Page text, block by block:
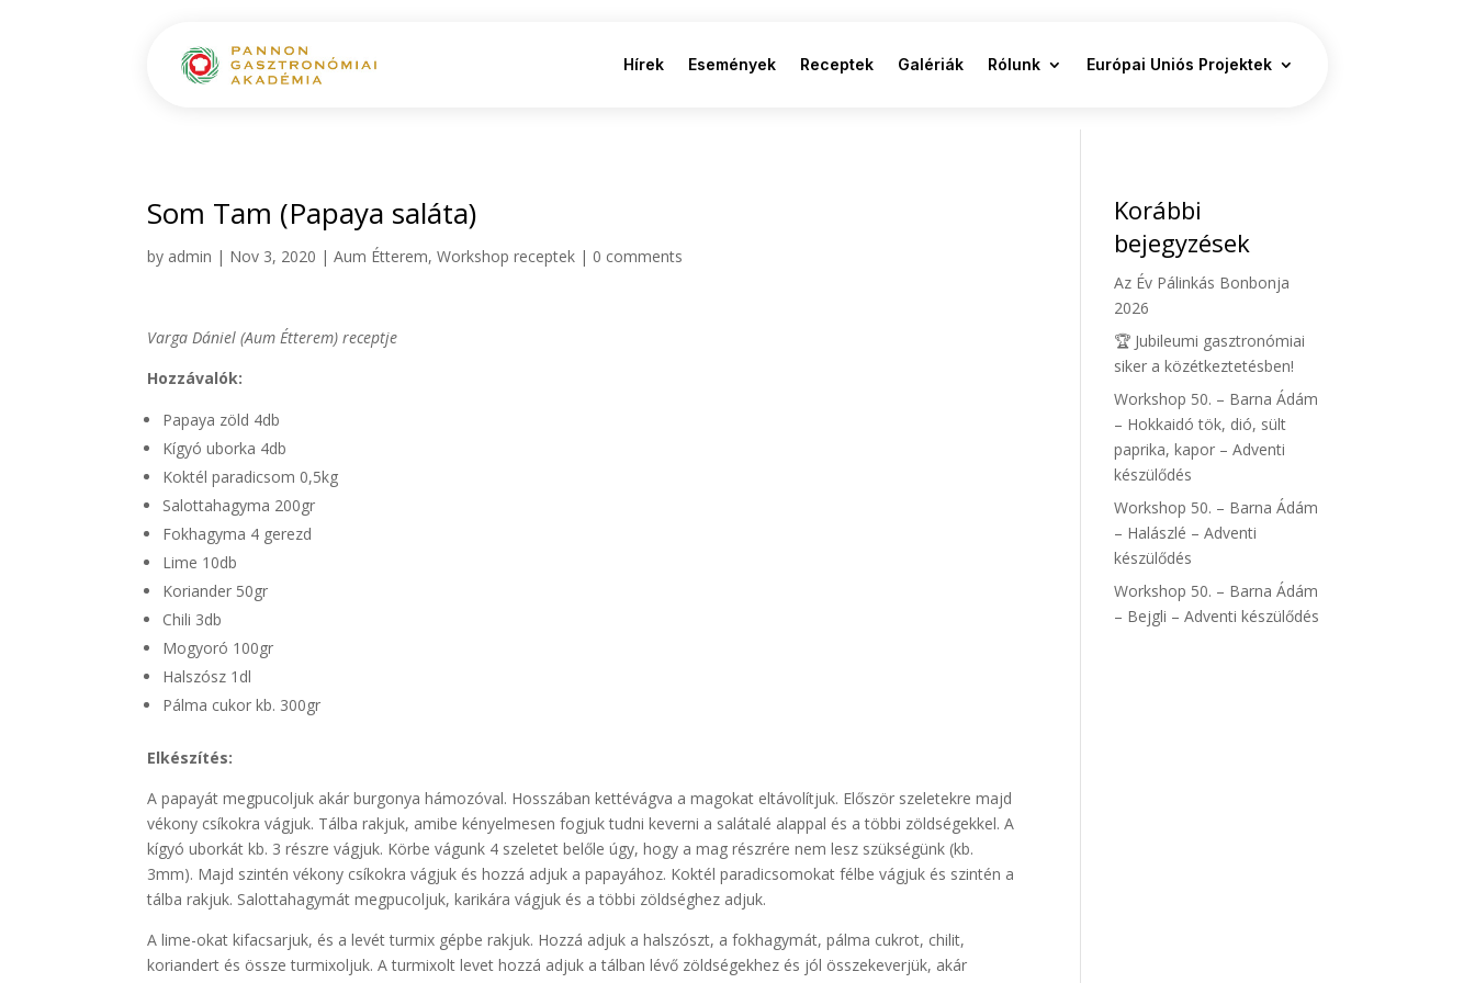
Hírek Események Receptek Galériák Rólunk Európai Uniós Projektek
Som Tam (Papaya saláta)
by admin | Nov 3, 2020 |Aum Étterem,Workshop receptek | 0 comments
Varga Dániel (Aum Étterem) receptje
Hozzávalók:
Papaya zöld 4db
Kígyó uborka 4db
Koktél paradicsom 0,5kg
Salottahagyma 200gr
Fokhagyma 4 gerezd
Lime 10db
Koriander 50gr
Chili 3db
Mogyoró 100gr
Halszósz 1dl
Pálma cukor kb. 300gr
Elkészítés:
A papayát megpucoljuk akár burgonya hámozóval. Hosszában kettévágva a magokat eltávolítjuk. Először szeletekre majd
vékony csíkokra vágjuk. Tálba rakjuk, amibe kényelmesen fogjuk tudni keverni a salátalé alappal és a többi zöldségekkel. A
kígyó uborkát kb. 3 részre vágjuk. Körbe vágunk 4 szeletet belőle úgy, hogy a mag részrére nem lesz szükségünk (kb.
3mm). Majd szintén vékony csíkokra vágjuk és hozzá adjuk a papayához. Koktél paradicsomokat félbe vágjuk és szintén a
tálba rakjuk. Salottahagymát megpucoljuk, karikára vágjuk és a többi zöldséghez adjuk.
A lime-okat kifacsarjuk, és a levét turmix gépbe rakjuk. Hozzá adjuk a halszószt, a fokhagymát, pálma cukrot, chilit,
koriandert és össze turmixoljuk. A turmixolt levet hozzá adjuk a tálban lévő zöldségekhez és jól összekeverjük, akár
Korábbi
bejegyzések
Az Év Pálinkás Bonbonja
2026
🏆 Jubileumi gasztronómiai
siker a közétkeztetésben!
Workshop 50. – Barna Ádám
– Hokkaidó tök, dió, sült
paprika, kapor – Adventi
készülődés
Workshop 50. – Barna Ádám
– Halászlé – Adventi
készülődés
Workshop 50. – Barna Ádám
– Bejgli – Adventi készülődés